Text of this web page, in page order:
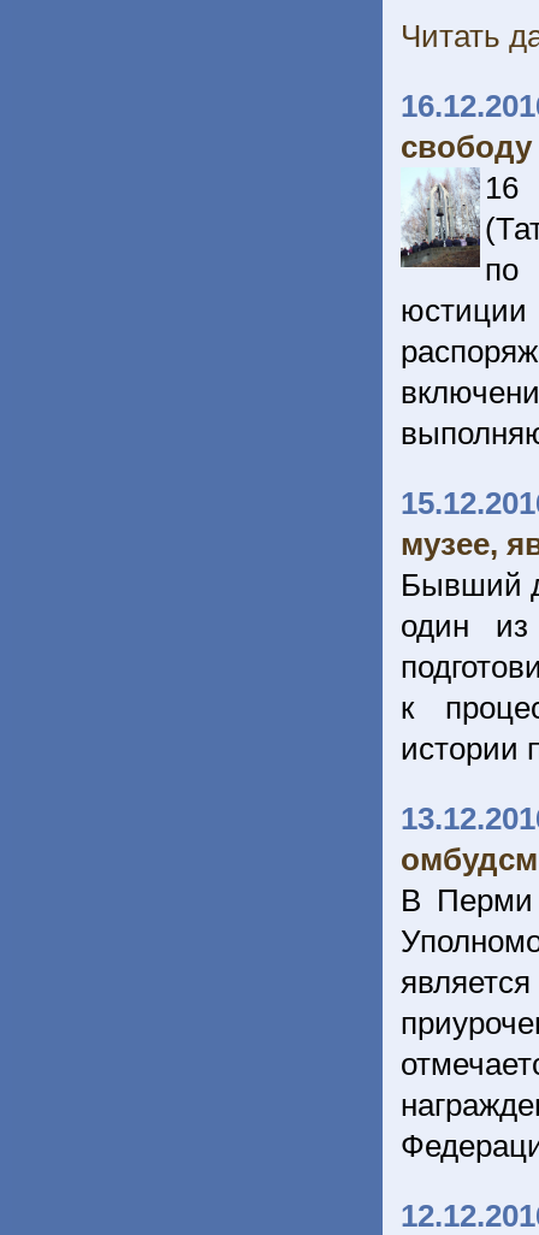
Читать
16
по
музее,
Бывший
один из
к
истории
В Перми